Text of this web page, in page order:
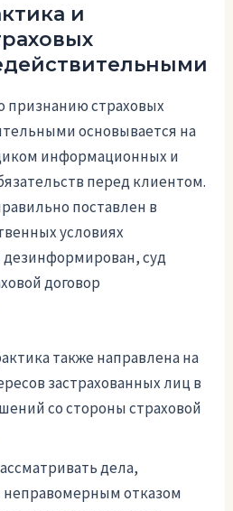
и
признанию страховых
основывается на
информационных и
перед клиентом.
поставлен в
условиях
дезинформирован, суд
договор
также направлена на
застрахованных лиц в
со стороны страховой
дела,
неправомерным отказом